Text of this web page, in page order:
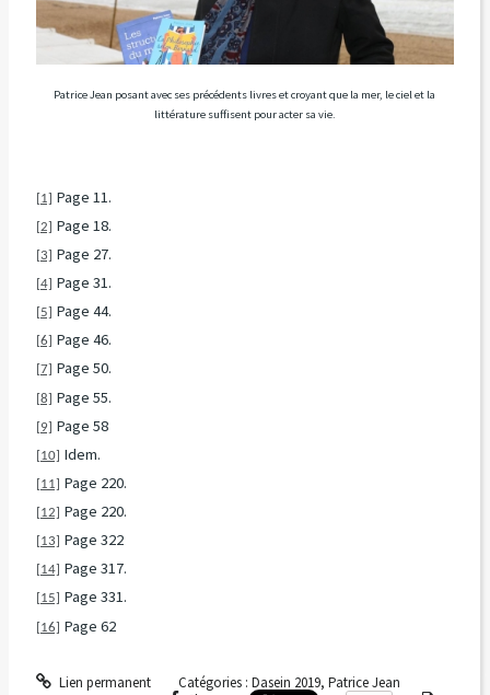
Patrice Jean posant avec ses précédents livres et croyant que la mer, le ciel et la
littérature suffisent pour acter sa vie.
[1] Page 11.
[2] Page 18.
[3] Page 27.
[4] Page 31.
[5] Page 44.
[6] Page 46.
[7] Page 50.
[8] Page 55.
[9] Page 58
[10] Idem.
[11] Page 220.
[12] Page 220.
[13] Page 322
[14] Page 317.
[15] Page 331.
[16] Page 62
Lien permanent Catégories : Dasein 2019, Patrice Jean